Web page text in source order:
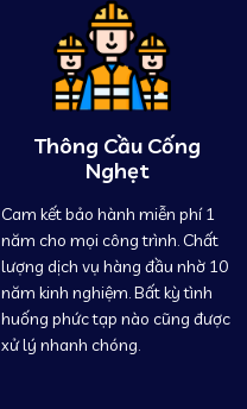
Thông Cầu Cống
Nghẹt
Cam kết bảo hành miễn phí 1
năm cho mọi công trình. Chất
lượng dịch vụ hàng đầu nhờ 10
năm kinh nghiệm. Bất kỳ tình
huống phức tạp nào cũng được
xử lý nhanh chóng.